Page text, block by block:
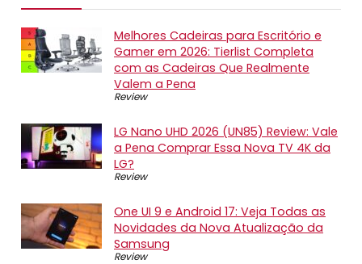
Melhores Cadeiras para Escritório e
Gamer em 2026: Tierlist Completa
com as Cadeiras Que Realmente
Valem a Pena
Review
LG Nano UHD 2026 (UN85) Review: Vale
a Pena Comprar Essa Nova TV 4K da
LG?
Review
One UI 9 e Android 17: Veja Todas as
Novidades da Nova Atualização da
Samsung
Review